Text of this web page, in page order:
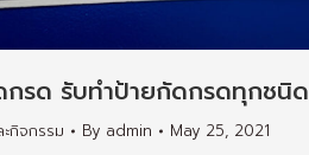
กรด รับทำป้ายกัดกรดทุกชนิด
กิจกรรม By admin May 25, 2021